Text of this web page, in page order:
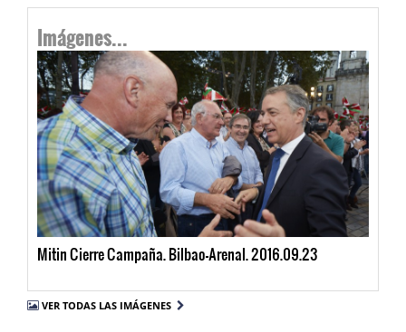
Imágenes...
Mitin Cierre Campaña. Bilbao-Arenal. 2016.09.23
VER TODAS LAS IMÁGENES